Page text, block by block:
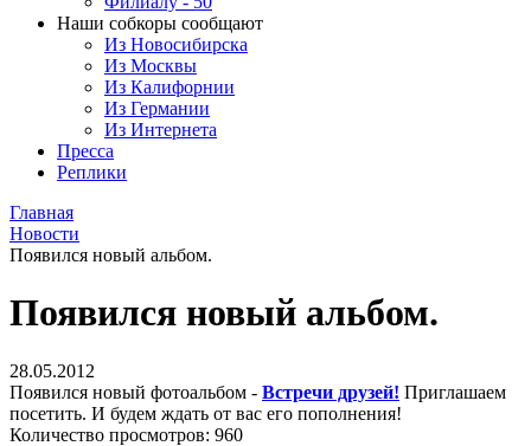
Наши собкоры сообщают
Из Новосибирска
Из Москвы
Из Калифорнии
Из Германии
Из Интернета
Пресса
Реплики
Главная
Новости
Появился новый альбом.
Появился новый альбом.
28.05.2012
Появился новый фотоальбом - Встречи друзей! Приглашаем
посетить. И будем ждать от вас его пополнения!
Количество просмотров: 960